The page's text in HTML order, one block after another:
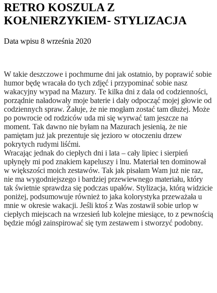
RETRO KOSZULA Z
KOŁNIERZYKIEM- STYLIZACJA
Data wpisu 8 września 2020
W takie deszczowe i pochmurne dni jak ostatnio, by poprawić sobie
humor będę wracała do tych zdjęć i przypominać sobie nasz
wakacyjny wypad na Mazury. Te kilka dni z dala od codzienności,
porządnie naładowały moje baterie i dały odpocząć mojej głowie od
codziennych spraw. Żałuje, że nie mogłam zostać tam dłużej. Może
po powrocie od rodziców uda mi się wyrwać tam jeszcze na
moment. Tak dawno nie byłam na Mazurach jesienią, że nie
pamiętam już jak prezentuje się jezioro w otoczeniu drzew
pokrytych rudymi liśćmi.
Wracając jednak do ciepłych dni i lata – cały lipiec i sierpień
upłynęły mi pod znakiem kapeluszy i lnu. Materiał ten dominował
w większości moich zestawów. Tak jak pisałam Wam już nie raz,
nie ma wygodniejszego i bardziej przewiewnego materiału, który
tak świetnie sprawdza się podczas upałów. Stylizacja, którą widzicie
poniżej, podsumowuje również to jaka kolorystyka przeważała u
mnie w okresie wakacji. Jeśli ktoś z Was zostawił sobie urlop w
ciepłych miejscach na wrzesień lub kolejne miesiące, to z pewnością
będzie mógł zainspirować się tym zestawem i stworzyć podobny.